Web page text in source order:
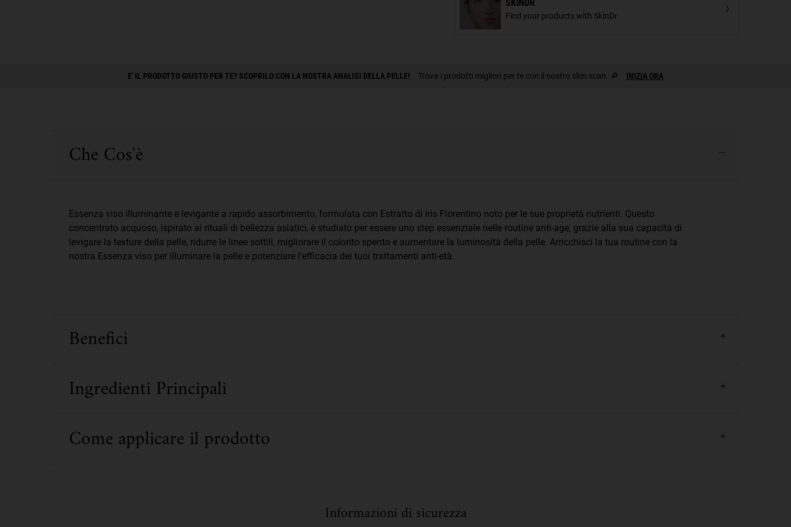
SKINDR
Find your products with SkinDr
E' IL PRODOTTO GIUSTO PER TE? SCOPRILO CON LA NOSTRA ANALISI DELLA PELLE! Trova i prodotti migliori per te con il nostro skin scan. 🔎 INIZIA ORA
Che Cos'è
Essenza viso illuminante e levigante a rapido assorbimento, formulata con Estratto di Iris Fiorentino noto per le sue proprietà nutrienti. Questo
concentrato acquoso, ispirato ai rituali di bellezza asiatici, è studiato per essere uno step essenziale nelle routine anti-age, grazie alla sua capacità di
levigare la texture della pelle, ridurre le linee sottili, migliorare il colorito spento e aumentare la luminosità della pelle. Arricchisci la tua routine con la
nostra Essenza viso per illuminare la pelle e potenziare l'efficacia dei tuoi trattamenti anti-età.
Benefici
Ingredienti Principali
Come applicare il prodotto
Informazioni di sicurezza